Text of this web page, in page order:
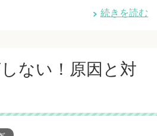
続きを読む
ない！原因と対